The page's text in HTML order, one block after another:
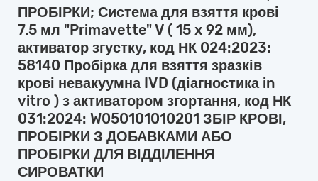
ПРОБІРКИ; Система для взяття крові
7.5 мл "Primavette" V ( 15 x 92 мм),
активатор згустку, код НК 024:2023:
58140 Пробірка для взяття зразків
крові невакуумна IVD (діагностика in
vitro ) з активатором згортання, код НК
031:2024: W050101010201 ЗБІР КРОВІ,
ПРОБІРКИ З ДОБАВКАМИ АБО
ПРОБІРКИ ДЛЯ ВІДДІЛЕННЯ
СИРОВАТКИ